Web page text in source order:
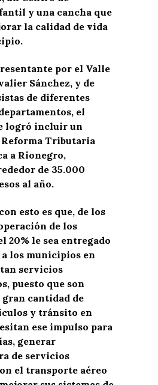
y una cancha que
la calidad de vida
por el Valle
Sánchez, y de
de diferentes
el
logró incluir un
Tributaria
a Rionegro,
de 35.000
al año.
esto es que, de los
de los
20% le sea entregado
los municipios en
servicios
puesto que son
gran cantidad de
y tránsito en
ese impulso para
generar
de servicios
el transporte aéreo